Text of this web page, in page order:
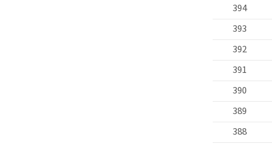
394
393
392
391
390
389
388